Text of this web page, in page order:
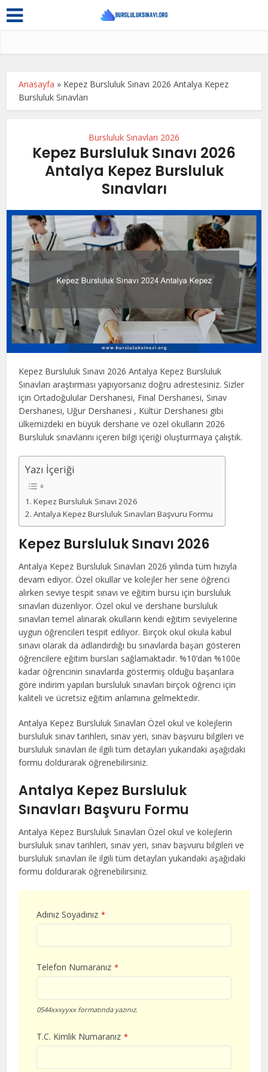
Anasayfa » Kepez Bursluluk Sınavı 2026 Antalya Kepez
Bursluluk Sınavları
Bursluluk Sınavları 2026
Kepez Bursluluk Sınavı 2026
Antalya Kepez Bursluluk
Sınavları
Kepez Bursluluk Sınavı 2026 Antalya Kepez Bursluluk
Sınavları araştırması yapıyorsanız doğru adrestesiniz. Sizler
için Ortadoğulular Dershanesi, Final Dershanesi, Sınav
Dershanesi, Uğur Dershanesi , Kültür Dershanesi gibi
ülkemizdeki en büyük dershane ve özel okulların 2026
Bursluluk sınavlarını içeren bilgi içeriği oluşturmaya çalıştık.
Yazı İçeriği
Kepez Bursluluk Sınavı 2026
Antalya Kepez Bursluluk Sınavları Başvuru Formu
Kepez Bursluluk Sınavı 2026
Antalya Kepez Bursluluk Sınavları 2026 yılında tüm hızıyla
devam ediyor. Özel okullar ve kolejler her sene öğrenci
alırken seviye tespit sınavı ve eğitim bursu için bursluluk
sınavları düzenliyor. Özel okul ve dershane bursluluk
sınavları temel alınarak okulların kendi eğitim seviyelerine
uygun öğrencileri tespit ediliyor. Birçok okul okula kabul
sınavı olarak da adlandırdığı bu sınavlarda başarı gösteren
öğrencilere eğitim bursları sağlamaktadır. %10’dan %100e
kadar öğrencinin sınavlarda göstermiş olduğu başarılara
göre indirim yapılan bursluluk sınavları birçok öğrenci için
kaliteli ve ücretsiz eğitim anlamına gelmektedir.
Antalya Kepez Bursluluk Sınavları Özel okul ve kolejlerin
bursluluk sınav tarihleri, sınav yeri, sınav başvuru bilgileri ve
bursluluk sınavları ile ilgili tüm detayları yukarıdaki aşağıdaki
formu doldurarak öğrenebilirsiniz.
Antalya Kepez Bursluluk
Sınavları Başvuru Formu
Antalya Kepez Bursluluk Sınavları Özel okul ve kolejlerin
bursluluk sınav tarihleri, sınav yeri, sınav başvuru bilgileri ve
bursluluk sınavları ile ilgili tüm detayları yukarıdaki aşağıdaki
formu doldurarak öğrenebilirsiniz.
Adınız Soyadınız *
Telefon Numaranız *
0544xxxyyxx formatında yazınız.
T.C. Kimlik Numaranız *